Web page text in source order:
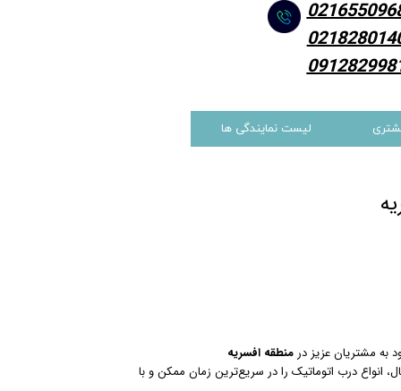
لیست نمایندگی ها
به مشتریان عزیز درمنطقه افسریه
انواع درب اتوماتیک را در سریع‌ترین زمان ممکن و با